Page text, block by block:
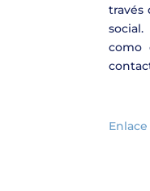
través
como